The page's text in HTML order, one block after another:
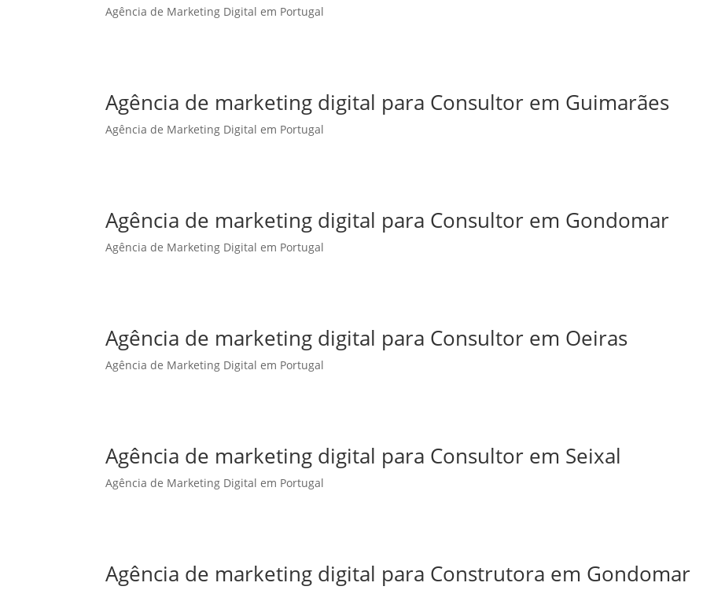
Agência de Marketing Digital em Portugal
Agência de marketing digital para Consultor em Guimarães
Agência de Marketing Digital em Portugal
Agência de marketing digital para Consultor em Gondomar
Agência de Marketing Digital em Portugal
Agência de marketing digital para Consultor em Oeiras
Agência de Marketing Digital em Portugal
Agência de marketing digital para Consultor em Seixal
Agência de Marketing Digital em Portugal
Agência de marketing digital para Construtora em Gondomar